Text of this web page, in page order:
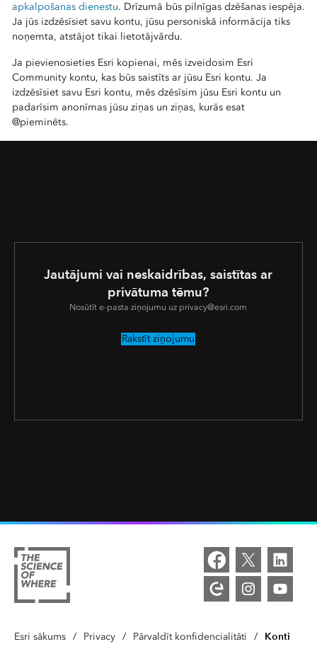
apkalpošanas dienestu. Drīzumā būs pilnīgas dzēšanas iespēja.
Ja jūs izdzēsīsiet savu kontu, jūsu personiskā informācija tiks
noņemta, atstājot tikai lietotājvārdu.
Ja pievienosieties Esri kopienai, mēs izveidosim Esri
Community kontu, kas būs saistīts ar jūsu Esri kontu. Ja
izdzēsīsiet savu Esri kontu, mēs dzēsīsim jūsu Esri kontu un
padarīsim anonīmas jūsu ziņas un ziņas, kurās esat
@pieminēts.
Jautājumi vai neskaidrības, saistītas ar
privātuma tēmu?
Nosūtīt e-pasta ziņojumu uz privacy@esri.com
Rakstīt ziņojumu
Esri sākums / Privacy / Pārvaldīt konfidencialitāti / Konti